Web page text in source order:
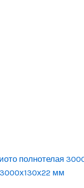
полнотелая
мм